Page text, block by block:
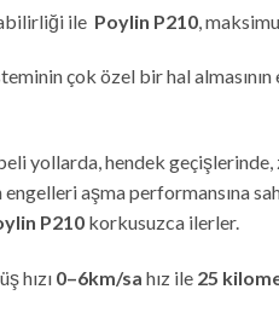
ile Poylin P210 ,
çok özel bir hal
yollarda, hendek
aşma performansına
P210 korkusuzca ilerler.
hızı 0–6km/sa hız ile 25